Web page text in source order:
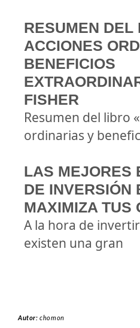
RESUMEN DEL
ACCIONES
BENEFICIOS
FISHER
Resumen del libro
ordinarias y
LAS MEJORES
DE INVERSIÓN
MAXIMIZA TUS
A la hora de
existen una gran
Autor:chomon